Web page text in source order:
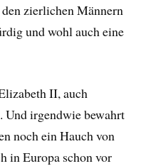
zierlichen Männern
und wohl auch eine
II, auch
Und irgendwie bewahrt
noch ein Hauch von
in Europa schon vor